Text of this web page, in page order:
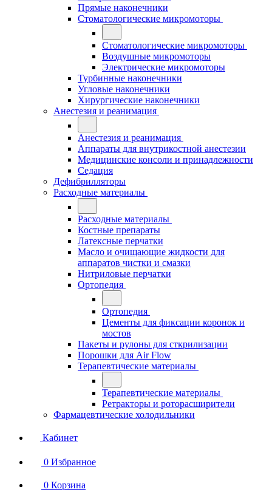
Прямые наконечники
Стоматологические микромоторы
Стоматологические микромоторы
Воздушные микромоторы
Электрические микромоторы
Турбинные наконечники
Угловые наконечники
Хирургические наконечники
Анестезия и реанимация
Анестезия и реанимация
Аппараты для внутрикостной анестезии
Медицинские консоли и принадлежности
Седация
Дефибрилляторы
Расходные материалы
Расходные материалы
Костные препараты
Латексные перчатки
Масло и очищающие жидкости для
аппаратов чистки и смазки
Нитриловые перчатки
Ортопедия
Ортопедия
Цементы для фиксации коронок и
мостов
Пакеты и рулоны для сткрилизации
Порошки для Air Flow
Терапевтические материалы
Терапевтические материалы
Ретракторы и роторасширители
Фармацевтические холодильники
Кабинет
0 Избранное
0 Корзина